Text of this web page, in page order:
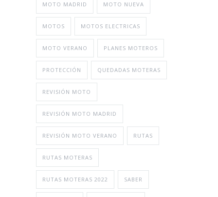
MOTO MADRID MOTO NUEVA
MOTOS MOTOS ELECTRICAS
MOTO VERANO PLANES MOTEROS
PROTECCIÓN QUEDADAS MOTERAS
REVISIÓN MOTO
REVISIÓN MOTO MADRID
REVISIÓN MOTO VERANO RUTAS
RUTAS MOTERAS
RUTAS MOTERAS 2022 SABER